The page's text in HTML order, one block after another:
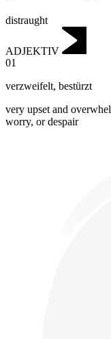
distraught
ADJEKTIV
01
verzweifelt, bestürzt
very upset and
worry, or despair